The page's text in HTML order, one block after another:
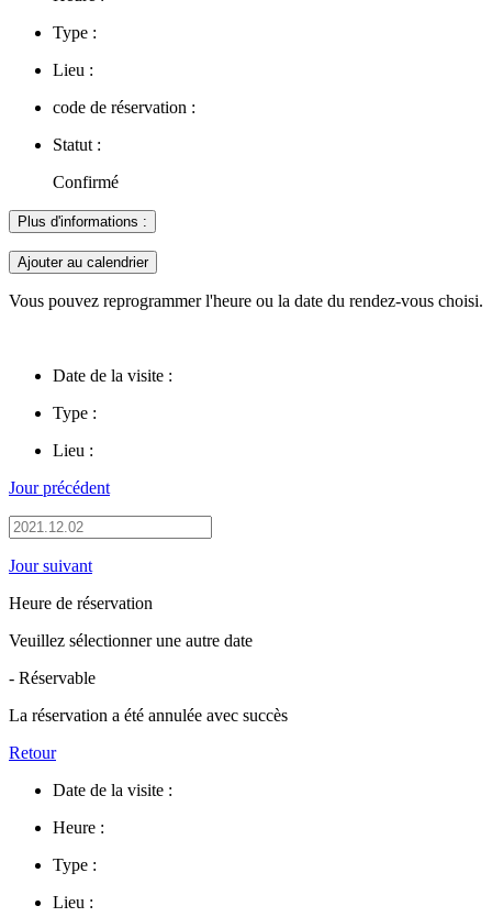
Type :
Lieu :
code de réservation :
Statut :
Confirmé
Plus d'informations :
Ajouter au calendrier
Vous pouvez reprogrammer l'heure ou la date du rendez-vous choisi.
Date de la visite :
Type :
Lieu :
Jour précédent
Jour suivant
Heure de réservation
Veuillez sélectionner une autre date
- Réservable
La réservation a été annulée avec succès
Retour
Date de la visite :
Heure :
Type :
Lieu :